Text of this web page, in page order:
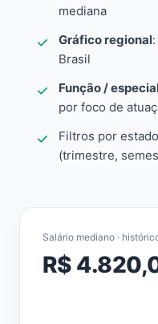
mediana
Gráfico regional
Brasil
Função /
por foco de
Filtros por
(trimestre,
Salário mediano ·
R$